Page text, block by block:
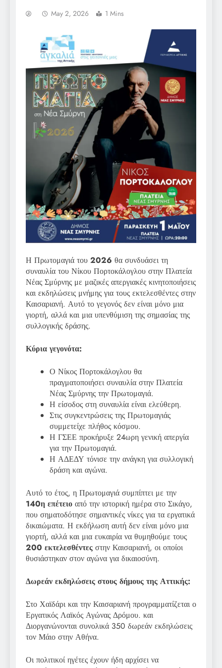
May 2, 2026 1 Mins
Η Πρωτομαγιά του 2026 θα συνδυάσει τη
συναυλία του Νίκου Πορτοκάλογλου στην Πλατεία
Νέας Σμύρνης με μαζικές απεργιακές κινητοποιήσεις
και εκδηλώσεις μνήμης για τους εκτελεσθέντες στην
Καισαριανή. Αυτό το γεγονός δεν είναι μόνο μια
γιορτή, αλλά και μια υπενθύμιση της σημασίας της
συλλογικής δράσης.
Κύρια γεγονότα:
Ο Νίκος Πορτοκάλογλου θα
πραγματοποιήσει συναυλία στην Πλατεία
Νέας Σμύρνης την Πρωτομαγιά.
Η είσοδος στη συναυλία είναι ελεύθερη.
Στις συγκεντρώσεις της Πρωτομαγιάς
συμμετείχε πλήθος κόσμου.
Η ΓΣΕΕ προκήρυξε 24ωρη γενική απεργία
για την Πρωτομαγιά.
Η ΑΔΕΔΥ τόνισε την ανάγκη για συλλογική
δράση και αγώνα.
Αυτό το έτος, η Πρωτομαγιά συμπίπτει με την
140η επέτειο από την ιστορική ημέρα στο Σικάγο,
που σηματοδότησε σημαντικές νίκες για τα εργατικά
δικαιώματα. Η εκδήλωση αυτή δεν είναι μόνο μια
γιορτή, αλλά και μια ευκαιρία να θυμηθούμε τους
200 εκτελεσθέντες στην Καισαριανή, οι οποίοι
θυσιάστηκαν στον αγώνα για δικαιοσύνη.
Δωρεάν εκδηλώσεις στους δήμους της Αττικής:
Στο Χαϊδάρι και την Καισαριανή προγραμματίζεται ο
Εργατικός Λαϊκός Αγώνας Δρόμου. και
Διοργανώνονται συνολικά 350 δωρεάν εκδηλώσεις
τον Μάιο στην Αθήνα.
Οι πολιτικοί ηγέτες έχουν ήδη αρχίσει να